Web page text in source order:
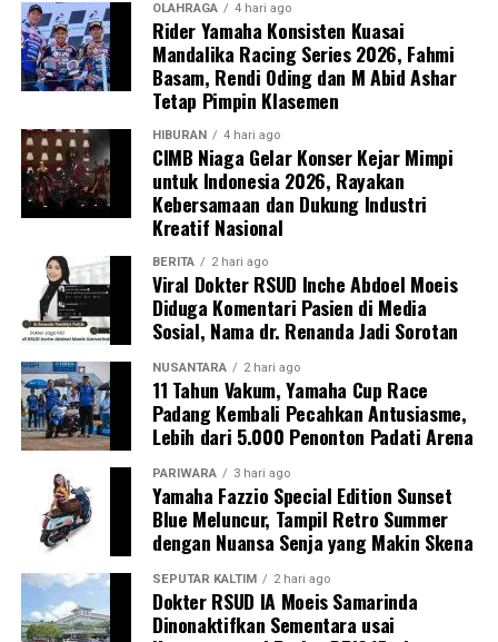
OLAHRAGA 4 hari ago
Rider Yamaha Konsisten Kuasai
Mandalika Racing Series 2026, Fahmi
Basam, Rendi Oding dan M Abid Ashar
Tetap Pimpin Klasemen
HIBURAN 4 hari ago
CIMB Niaga Gelar Konser Kejar Mimpi
untuk Indonesia 2026, Rayakan
Kebersamaan dan Dukung Industri
Kreatif Nasional
BERITA 2 hari ago
Viral Dokter RSUD Inche Abdoel Moeis
Diduga Komentari Pasien di Media
Sosial, Nama dr. Renanda Jadi Sorotan
NUSANTARA 2 hari ago
11 Tahun Vakum, Yamaha Cup Race
Padang Kembali Pecahkan Antusiasme,
Lebih dari 5.000 Penonton Padati Arena
PARIWARA 3 hari ago
Yamaha Fazzio Special Edition Sunset
Blue Meluncur, Tampil Retro Summer
dengan Nuansa Senja yang Makin Skena
SEPUTAR KALTIM 2 hari ago
Dokter RSUD IA Moeis Samarinda
Dinonaktifkan Sementara usai